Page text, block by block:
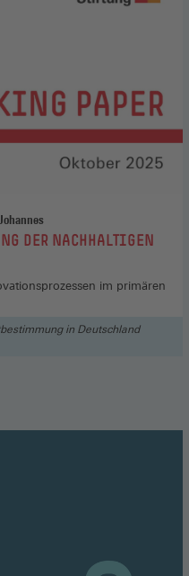
/ Venjakob, Johannes
DER NACHHALTIGEN
im primären
in Deutschland